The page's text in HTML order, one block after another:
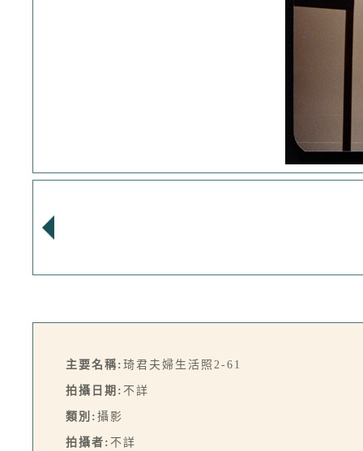
主要名稱: 琦君夫婦生活照2-61
拍攝日期: 不詳
類別: 攝影
拍攝者: 不詳